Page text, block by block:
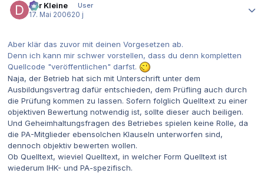
Der Kleine
User
17. Mai 200620 j
Aber klär das zuvor mit deinen Vorgesetzen ab.
Denn ich kann mir schwer vorstellen, dass du denn kompletten
Quellcode "veröffentlichen" darfst.
Naja, der Betrieb hat sich mit Unterschrift unter dem
Ausbildungsvertrag dafür entschieden, dem Prüfling auch durch
die Prüfung kommen zu lassen. Sofern folglich Quelltext zu einer
objektiven Bewertung notwendig ist, sollte dieser auch beiligen.
Und Geheimhaltungsfragen des Betriebes spielen keine Rolle, da
die PA-Mitglieder ebensolchen Klauseln unterworfen sind,
dennoch objektiv bewerten wollen.
Ob Quelltext, wieviel Quelltext, in welcher Form Quelltext ist
wiederum IHK- und PA-spezifisch.